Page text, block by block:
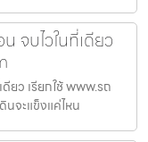
จบไวในที่เดียว
ยว เรียกใช้ www.รถ
จะแข็งแค่ไหน